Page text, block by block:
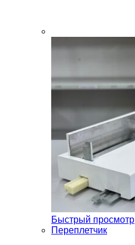
Быстрый просмотр
Переплетчик